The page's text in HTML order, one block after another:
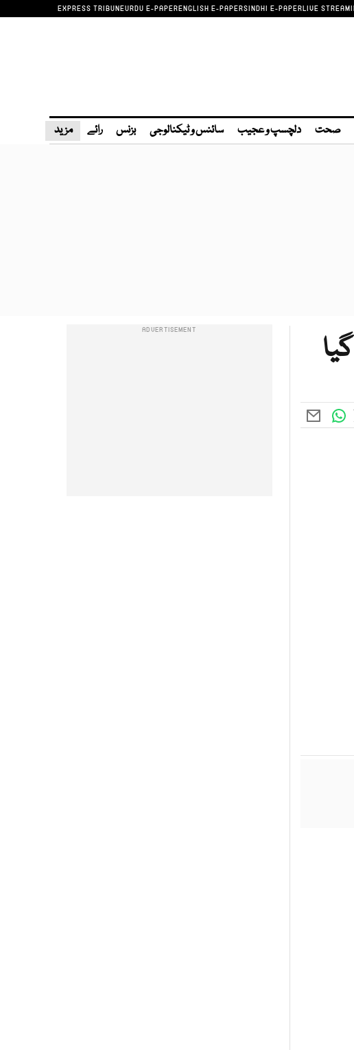
EXPRESS TRIBUNEURDU E-PAPERENGLISH E-PAPERSINDHI E-PAPERLIVE
صحت دلچسپ و عجیب سائنس و ٹیکنالوجی بزنس رائے مزید